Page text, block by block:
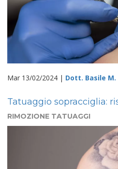
Mar 13/02/2024 | Dott. Basile M.
Tatuaggio sopracciglia:
RIMOZIONE TATUAGGI